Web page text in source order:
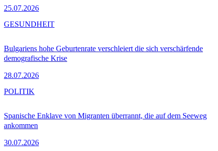
25.07.2026
Bulgariens hohe Geburtenrate verschleiert die sich verschärfende
demografische Krise
28.07.2026
GESUNDHEIT
Spanische Enklave von Migranten überrannt, die auf dem Seeweg
ankommen
30.07.2026
POLITIK